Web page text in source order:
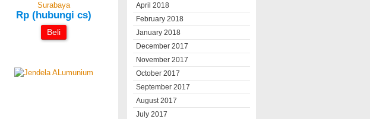
Surabaya
Rp (hubungi cs)
Beli
April 2018
February 2018
January 2018
December 2017
November 2017
October 2017
September 2017
August 2017
July 2017